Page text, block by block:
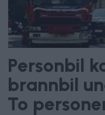
Personbil
brannbil
To